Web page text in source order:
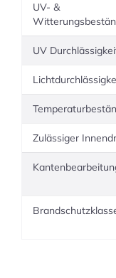
UV- &
UV
Zulässiger